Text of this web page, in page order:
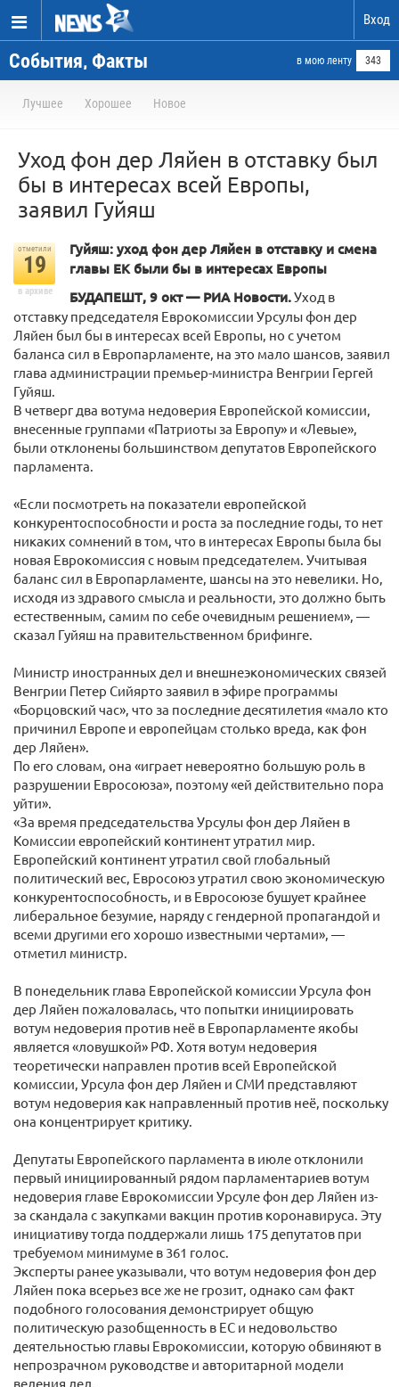
Вход
События, Факты в мою ленту 343
Лучшее Хорошее Новое
Уход фон дер Ляйен в отставку был
бы в интересах всей Европы,
заявил Гуйяш
отметили
19
в архиве
Гуйяш: уход фон дер Ляйен в отставку и смена
главы ЕК были бы в интересах Европы
БУДАПЕШТ, 9 окт — РИА Новости.Уход в
отставку председателя Еврокомиссии Урсулы фон дер
Ляйен был бы в интересах всей Европы, но с учетом
баланса сил в Европарламенте, на это мало шансов, заявил
глава администрации премьер-министра Венгрии Гергей
Гуйяш.
В четверг два вотума недоверия Европейской комиссии,
внесенные группами «Патриоты за Европу» и «Левые»,
были отклонены большинством депутатов Европейского
парламента.
«Если посмотреть на показатели европейской
конкурентоспособности и роста за последние годы, то нет
никаких сомнений в том, что в интересах Европы была бы
новая Еврокомиссия с новым председателем. Учитывая
баланс сил в Европарламенте, шансы на это невелики. Но,
исходя из здравого смысла и реальности, это должно быть
естественным, самим по себе очевидным решением», —
сказал Гуйяш на правительственном брифинге.
Министр иностранных дел и внешнеэкономических связей
Венгрии Петер Сийярто заявил в эфире программы
«Борцовский час», что за последние десятилетия «мало кто
причинил Европе и европейцам столько вреда, как фон
дер Ляйен».
По его словам, она «играет невероятно большую роль в
разрушении Евросоюза», поэтому «ей действительно пора
уйти».
«За время председательства Урсулы фон дер Ляйен в
Комиссии европейский континент утратил мир.
Европейский континент утратил свой глобальный
политический вес, Евросоюз утратил свою экономическую
конкурентоспособность, и в Евросоюзе бушует крайнее
либеральное безумие, наряду с гендерной пропагандой и
всеми другими его хорошо известными чертами», —
отметил министр.
В понедельник глава Европейской комиссии Урсула фон
дер Ляйен пожаловалась, что попытки инициировать
вотум недоверия против неё в Европарламенте якобы
является «ловушкой» РФ. Хотя вотум недоверия
теоретически направлен против всей Европейской
комиссии, Урсула фон дер Ляйен и СМИ представляют
вотум недоверия как направленный против неё, поскольку
она концентрирует критику.
Депутаты Европейского парламента в июле отклонили
первый инициированный рядом парламентариев вотум
недоверия главе Еврокомиссии Урсуле фон дер Ляйен из-
за скандала с закупками вакцин против коронавируса. Эту
инициативу тогда поддержали лишь 175 депутатов при
требуемом минимуме в 361 голос.
Эксперты ранее указывали, что вотум недоверия фон дер
Ляйен пока всерьез все же не грозит, однако сам факт
подобного голосования демонстрирует общую
политическую разобщенность в ЕС и недовольство
деятельностью главы Еврокомиссии, которую обвиняют в
непрозрачном руководстве и авторитарной модели
ведения дел.